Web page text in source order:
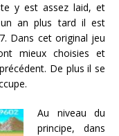
y est assez laid, et
un an plus tard il est
Dans cet original jeu
mieux choisies et
De plus il se
Au niveau du
principe, dans